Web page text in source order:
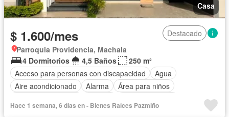
Casa
$ 1.600/mes
Destacado
Parroquia Providencia, Machala
4 Dormitorios
4,5 Baños
250 m²
Acceso para personas con discapacidad
Agua
Aire acondicionado
Alarma
Área para niños
Cocina integral
Cocina equipada
Cuarto de servicio
Hace 1 semana, 6 días en - Bienes Raíces Pazmiño